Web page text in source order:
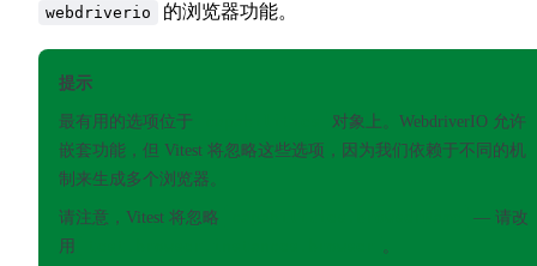
webdriverio 的浏览器功能。
提示
最有用的选项位于
对象上。WebdriverIO 允许
嵌套功能，但 Vitest 将忽略这些选项，因为我们依赖于不同的机
制来生成多个浏览器。
请注意，Vitest 将忽略
— 请改
用
。